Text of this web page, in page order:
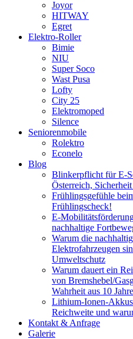
Joyor
HITWAY
Egret
Elektro-Roller
Bimie
NIU
Super Soco
Wast Pusa
Lofty
City 25
Elektromoped
Silence
Seniorenmobile
Rolektro
Econelo
Blog
Blinkerpflicht für E-
Österreich,
Frühlingsgefühle
Frühlingscheck!
E-
nachhaltige
Warum die
Elektrofahrzeugen
Umweltschutz
Warum dauert ein
von Bremshebel/
Wahrheit aus 10
Lithium-Ionen-
Reichweite und
Kontakt & Anfrage
Galerie